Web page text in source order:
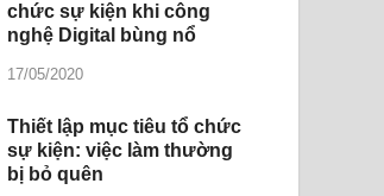
chức sự kiện khi công
nghệ Digital bùng nổ
17/05/2020
Thiết lập mục tiêu tổ chức
sự kiện: việc làm thường
bị bỏ quên